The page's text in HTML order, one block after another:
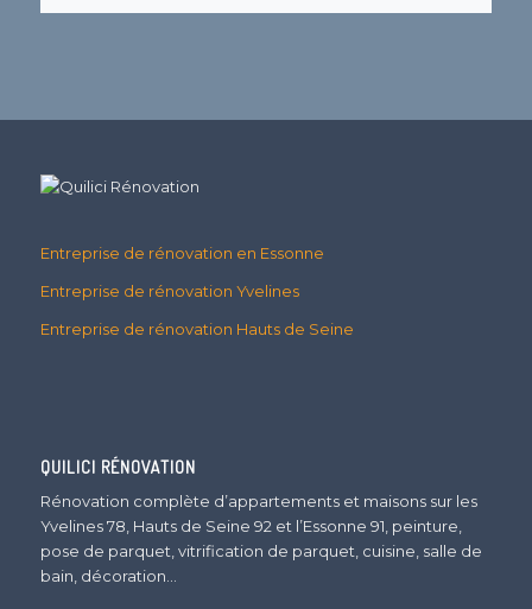
Entreprise de rénovation en Essonne
Entreprise de rénovation Yvelines
Entreprise de rénovation Hauts de Seine
QUILICI RÉNOVATION
Rénovation complète d’appartements et maisons sur les
Yvelines 78, Hauts de Seine 92 et l’Essonne 91, peinture,
pose de parquet, vitrification de parquet, cuisine, salle de
bain, décoration…